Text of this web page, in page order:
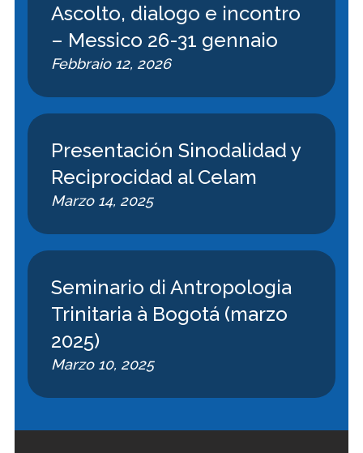
Ascolto, dialogo e incontro
– Messico 26-31 gennaio
Febbraio 12, 2026
Presentación Sinodalidad y
Reciprocidad al Celam
Marzo 14, 2025
Seminario di Antropologia
Trinitaria à Bogotá (marzo
2025)
Marzo 10, 2025